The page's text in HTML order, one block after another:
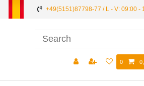
+49(5151)87798-77 / L - V: 09:00 -
0